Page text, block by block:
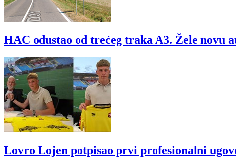
HAC odustao od trećeg traka A3. Žele novu
Lovro Lojen potpisao prvi profesionalni